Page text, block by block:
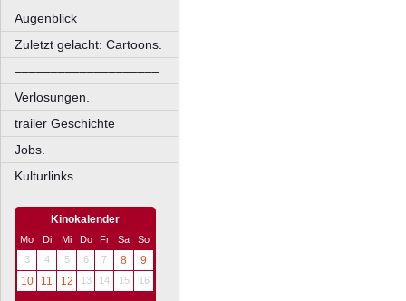
Augenblick
Zuletzt gelacht: Cartoons.
––––––––––––––––––––
Verlosungen.
trailer Geschichte
Jobs.
Kulturlinks.
Kinokalender
Mo Di Mi Do Fr Sa
So
3
4 5 6 7 8
9
10
11 12 13 14 15 16